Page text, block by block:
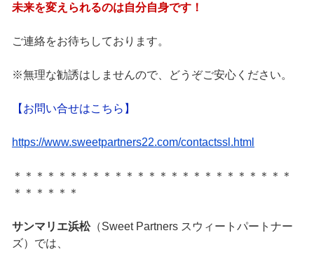
未来を変えられるのは自分自身です！
ご連絡をお待ちしております。
※無理な勧誘はしませんので、どうぞご安心ください。
【お問い合せはこちら】
https://www.sweetpartners22.com/contactssl.html
＊＊＊＊＊＊＊＊＊＊＊＊＊＊＊＊＊＊＊＊＊＊＊＊＊
＊＊＊＊＊＊
サンマリエ浜松（Sweet Partners スウィートパートナー
ズ）では、